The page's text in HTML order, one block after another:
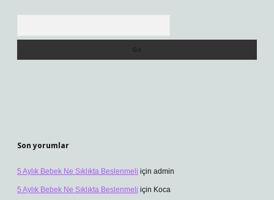
Son yorumlar
5 Aylık Bebek Ne Sıklıkta Beslenmeli için admin
5 Aylık Bebek Ne Sıklıkta Beslenmeli için Koca